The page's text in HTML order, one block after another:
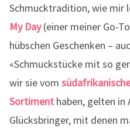
Schmucktradition, wie mir
My Day(einer meiner Go-
hübschen Geschenken –
«Schmuckstücke mit so
wir sie vom
Sortiment haben, gelten in
Glücksbringer, mit denen